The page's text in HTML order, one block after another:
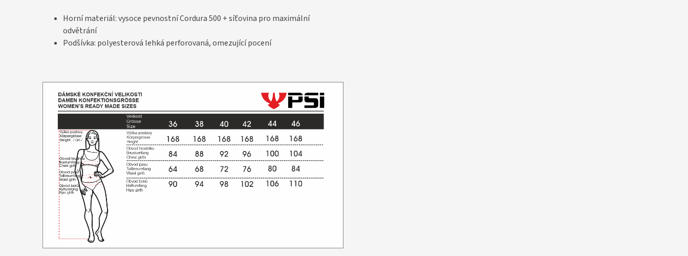
Horní materiál: vysoce pevnostní Cordura 500 + síťovina pro maximální
odvětrání
Podšívka: polyesterová lehká perforovaná, omezující pocení